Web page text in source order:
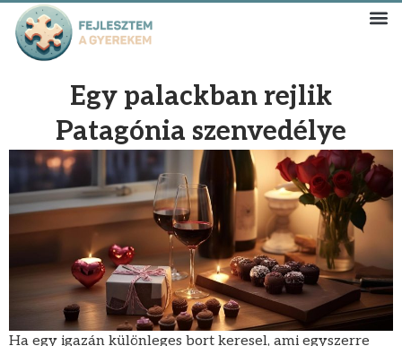
Egy palackban rejlik
Patagónia szenvedélye
Ha egy igazán különleges bort keresel, ami egyszerre